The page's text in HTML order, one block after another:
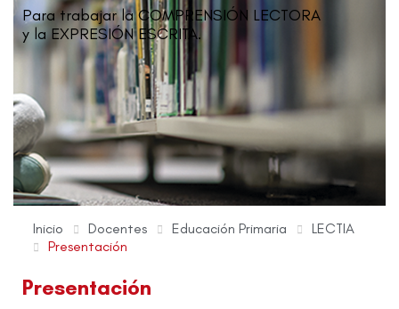
Para trabajar la COMPRENSIÓN LECTORA
y la EXPRESIÓN ESCRITA.
Inicio Docentes Educación Primaria
LECTIA
Presentación
Presentación